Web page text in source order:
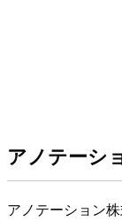
アノテーシ
アノテーション